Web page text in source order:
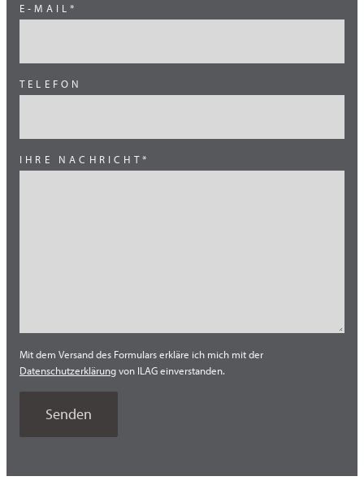
Kanada
Mexiko
Ost Europa
Süd Europa (Italien)
Süd Korea
E-MAIL*
TELEFON
IHRE NACHRICHT*
Mit dem Versand des Formulars erkläre ich mich mit der
Datenschutzerklärungvon ILAG einverstanden.